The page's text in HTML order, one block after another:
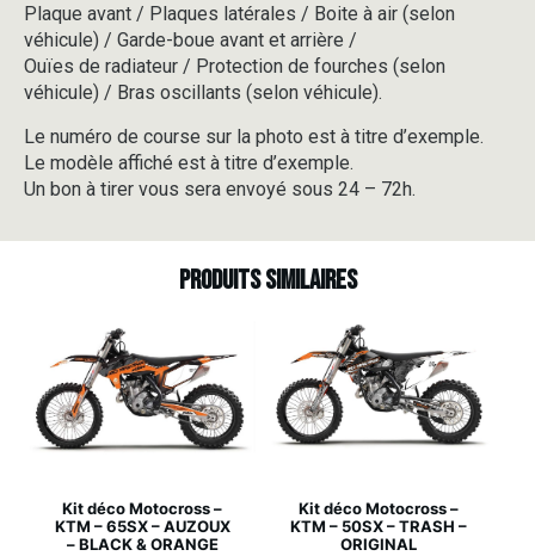
Plaque avant / Plaques latérales / Boite à air (selon
véhicule) / Garde-boue avant et arrière /
Ouïes de radiateur / Protection de fourches (selon
véhicule) / Bras oscillants (selon véhicule).
Le numéro de course sur la photo est à titre d’exemple.
Le modèle affiché est à titre d’exemple.
Un bon à tirer vous sera envoyé sous 24 – 72h.
Produits similaires
Kit déco Motocross –
KTM – 65SX – AUZOUX
– BLACK & ORANGE
Kit déco Motocross –
KTM – 50SX – TRASH –
ORIGINAL